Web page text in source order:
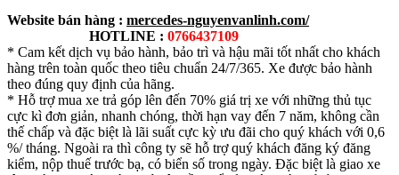
Website bán hàng : mercedes-nguyenvanlinh.com/
HOTLINE : 0766437109
* Cam kết dịch vụ bảo hành, bảo trì và hậu mãi tốt nhất cho khách
hàng trên toàn quốc theo tiêu chuẩn 24/7/365. Xe được bảo hành
theo đúng quy định của hãng.
* Hỗ trợ mua xe trả góp lên đến 70% giá trị xe với những thủ tục
cực kì đơn giản, nhanh chóng, thời hạn vay đến 7 năm, không cần
thế chấp và đặc biệt là lãi suất cực kỳ ưu đãi cho quý khách với 0,6
%/ tháng. Ngoài ra thì công ty sẽ hỗ trợ quý khách đăng ký đăng
kiểm, nộp thuế trước bạ, có biển số trong ngày. Đặc biệt là giao xe